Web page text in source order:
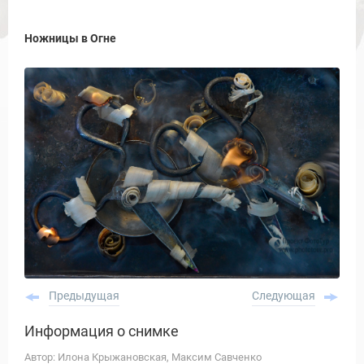
Ножницы в Огне
Предыдущая Следующая
Информация о снимке
Автор: Илона Крыжановская, Максим Савченко